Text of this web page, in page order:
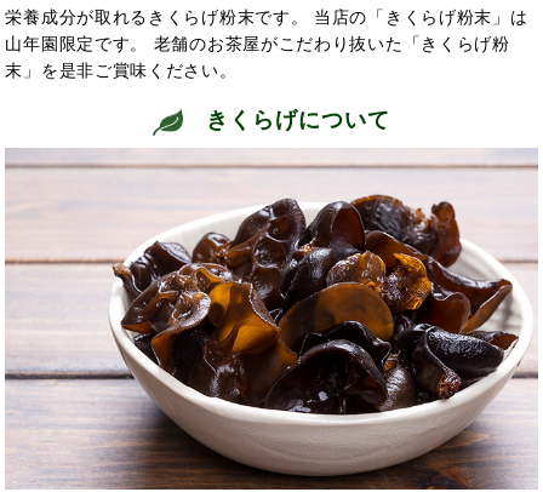
栄養成分が取れるきくらげ粉末です。 当店の「きくらげ粉末」は
山年園限定です。 老舗のお茶屋がこだわり抜いた「きくらげ粉
末」を是非ご賞味ください。
きくらげについて